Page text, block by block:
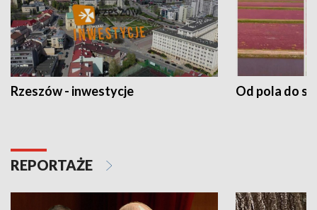
Rzeszów - inwestycje Od pola do
REPORTAŻE